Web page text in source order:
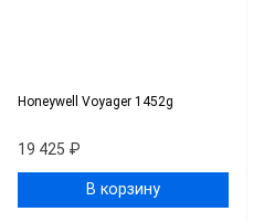
Honeywell Voyager 1452g
19 425 ₽
В корзину